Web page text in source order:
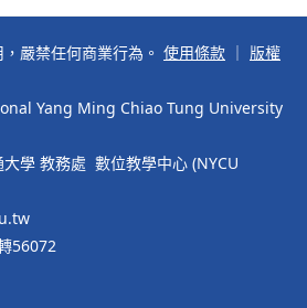
嚴禁任何商業行為。 使用條款
版權
Yang Ming Chiao Tung University
學 教務處 數位教學中心 (NYCU
56072